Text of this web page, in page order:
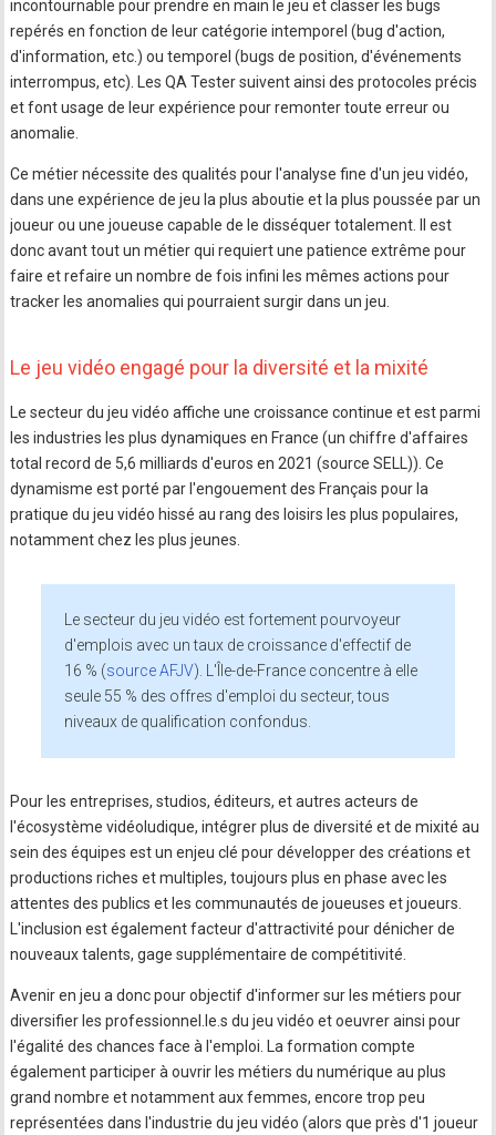
incontournable pour prendre en main le jeu et classer les bugs
repérés en fonction de leur catégorie intemporel (bug d'action,
d'information, etc.) ou temporel (bugs de position, d'événements
interrompus, etc). Les QA Tester suivent ainsi des protocoles précis
et font usage de leur expérience pour remonter toute erreur ou
anomalie.
Ce métier nécessite des qualités pour l'analyse fine d'un jeu vidéo,
dans une expérience de jeu la plus aboutie et la plus poussée par un
joueur ou une joueuse capable de le disséquer totalement. Il est
donc avant tout un métier qui requiert une patience extrême pour
faire et refaire un nombre de fois infini les mêmes actions pour
tracker les anomalies qui pourraient surgir dans un jeu.
Le jeu vidéo engagé pour la diversité et la mixité
Le secteur du jeu vidéo affiche une croissance continue et est parmi
les industries les plus dynamiques en France (un chiffre d'affaires
total record de 5,6 milliards d'euros en 2021 (source SELL)). Ce
dynamisme est porté par l'engouement des Français pour la
pratique du jeu vidéo hissé au rang des loisirs les plus populaires,
notamment chez les plus jeunes.
Le secteur du jeu vidéo est fortement pourvoyeur
d'emplois avec un taux de croissance d'effectif de
16 % (source AFJV). L'Île-de-France concentre à elle
seule 55 % des offres d'emploi du secteur, tous
niveaux de qualification confondus.
Pour les entreprises, studios, éditeurs, et autres acteurs de
l'écosystème vidéoludique, intégrer plus de diversité et de mixité au
sein des équipes est un enjeu clé pour développer des créations et
productions riches et multiples, toujours plus en phase avec les
attentes des publics et les communautés de joueuses et joueurs.
L'inclusion est également facteur d'attractivité pour dénicher de
nouveaux talents, gage supplémentaire de compétitivité.
Avenir en jeu a donc pour objectif d'informer sur les métiers pour
diversifier les professionnel.le.s du jeu vidéo et oeuvrer ainsi pour
l'égalité des chances face à l'emploi. La formation compte
également participer à ouvrir les métiers du numérique au plus
grand nombre et notamment aux femmes, encore trop peu
représentées dans l'industrie du jeu vidéo (alors que près d'1 joueur